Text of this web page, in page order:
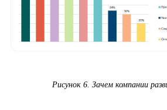
Рисунок 6. Зачем компании